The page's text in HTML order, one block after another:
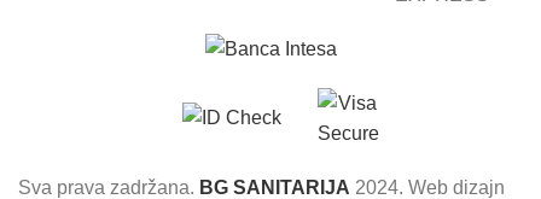
Sva prava zadržana. BG SANITARIJA 2024. Web dizajn